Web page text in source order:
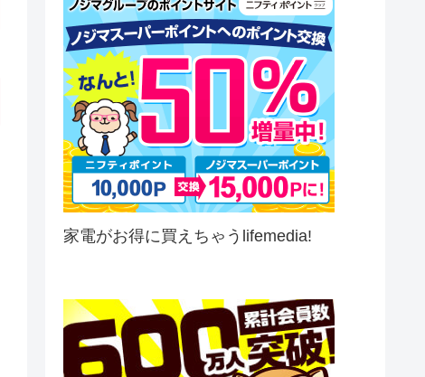
家電がお得に買えちゃうlifemedia!